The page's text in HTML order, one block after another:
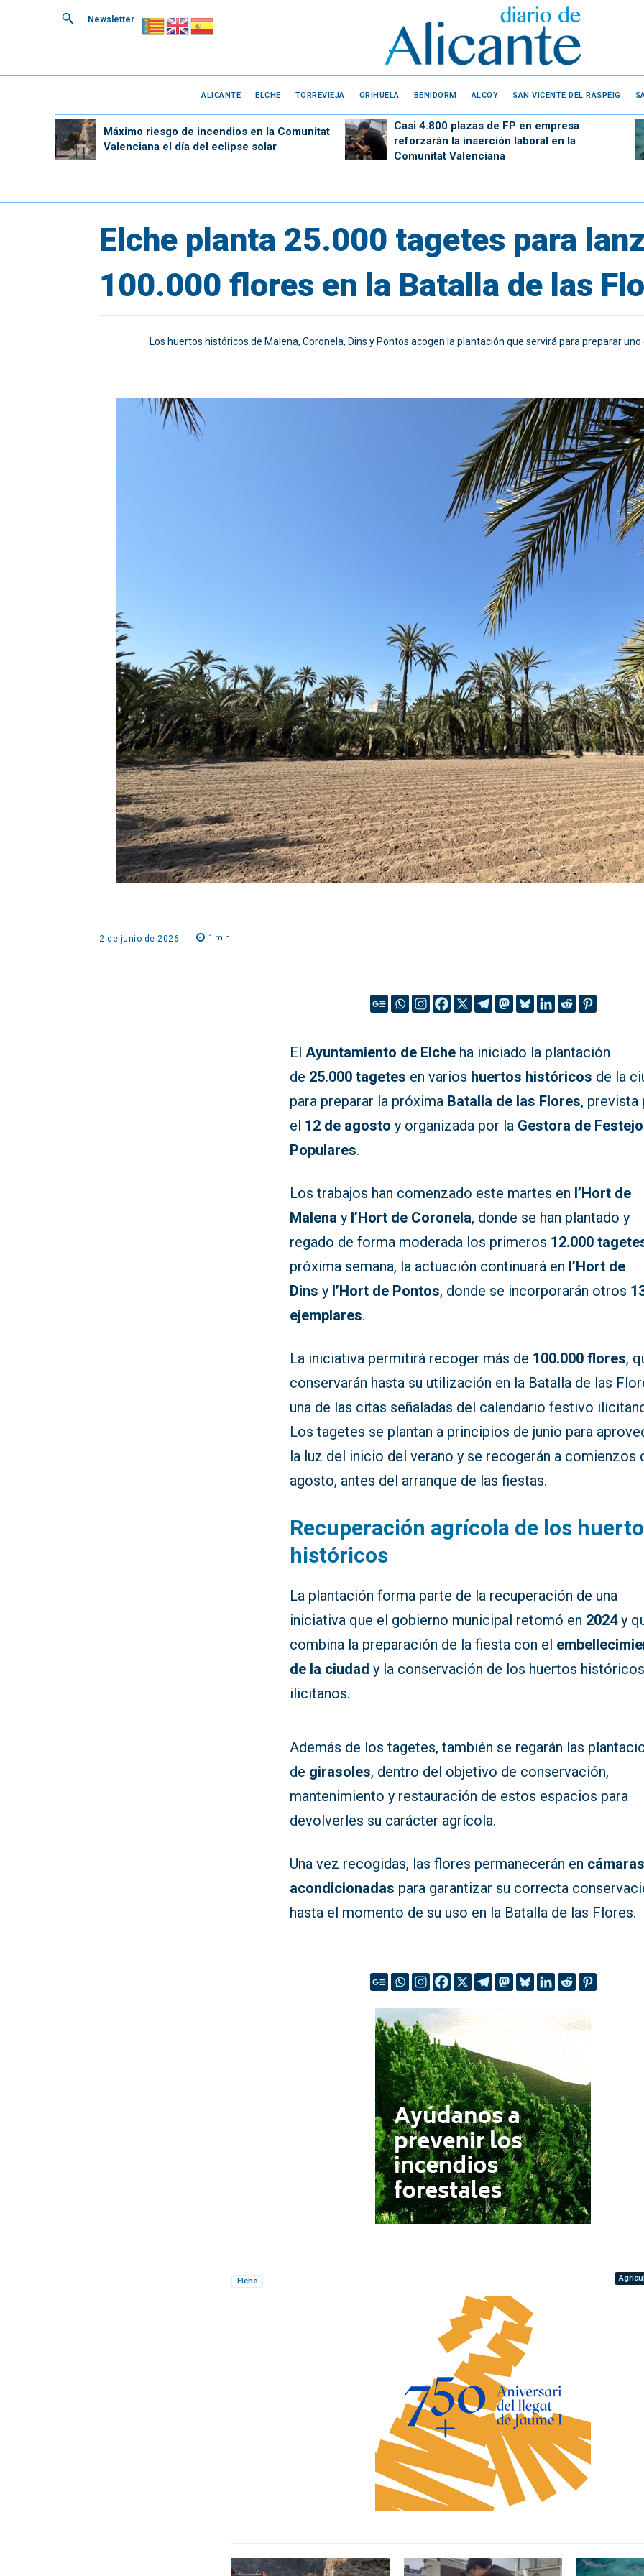
Newsletter
ALICANTE ELCHE TORREVIEJA ORIHUELA BENIDORM ALCOY SAN VICENTE DEL RASPEIG
Máximo riesgo de incendios en la Comunitat
Valenciana el día del eclipse solar
Casi 4.800 plazas de FP en empresa
reforzarán la inserción laboral en la
Comunitat Valenciana
Elche planta 25.000 tagetes para
100.000 flores en la Batalla de las
Los huertos históricos de Malena, Coronela, Dins y Pontos acogen la plantación que servirá para preparar
2 de junio de 2026 1 min.
ElAyuntamiento de Elche ha iniciado la plantación
de 25.000 tagetes en varios huertos históricos de la
para preparar la próxima Batalla de las Flores, prevista
el 12 de agosto y organizada por la Gestora de
Populares.
Los trabajos han comenzado este martes en l’Hort de
Malena y l’Hort de Coronela, donde se han plantado y
regado de forma moderada los primeros 12.000
próxima semana, la actuación continuará en l’Hort de
Dins y l’Hort de Pontos, donde se incorporarán otros
ejemplares.
La iniciativa permitirá recoger más de 100.000 flores,
conservarán hasta su utilización en la Batalla de las
una de las citas señaladas del calendario festivo
Los tagetes se plantan a principios de junio para
la luz del inicio del verano y se recogerán a comienzos
agosto, antes del arranque de las fiestas.
Recuperación agrícola de los
históricos
La plantación forma parte de la recuperación de una
iniciativa que el gobierno municipal retomó en 2024y
combina la preparación de la fiesta con el
de la ciudad y la conservación de los huertos históricos
ilicitanos.
Además de los tagetes, también se regarán las
de girasoles, dentro del objetivo de conservación,
mantenimiento y restauración de estos espacios para
devolverles su carácter agrícola.
Una vez recogidas, las flores permanecerán en cámaras
acondicionadas para garantizar su correcta
hasta el momento de su uso en la Batalla de las Flores.
Elche